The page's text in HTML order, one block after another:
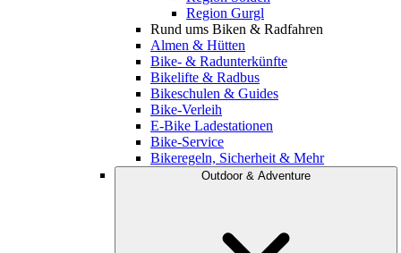
Region Gurgl
Rund ums Biken & Radfahren
Almen & Hütten
Bike- & Radunterkünfte
Bikelifte & Radbus
Bikeschulen & Guides
Bike-Verleih
E-Bike Ladestationen
Bike-Service
Bikeregeln, Sicherheit & Mehr
Outdoor & Adventure